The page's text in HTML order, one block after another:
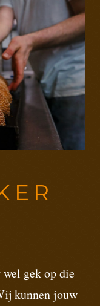
gek op die
kunnen jouw